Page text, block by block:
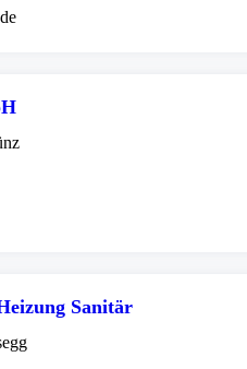
Sanitär